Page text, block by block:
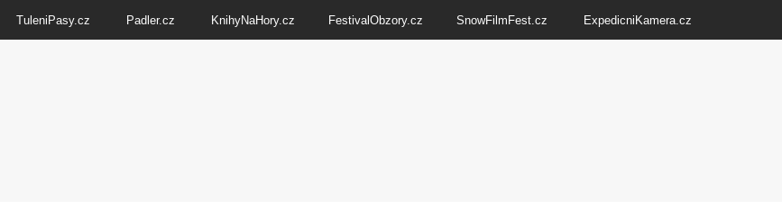
TuleniPasy.cz Padler.cz KnihyNaHory.cz FestivalObzory.cz SnowFilmFest.cz ExpedicniKamera.cz